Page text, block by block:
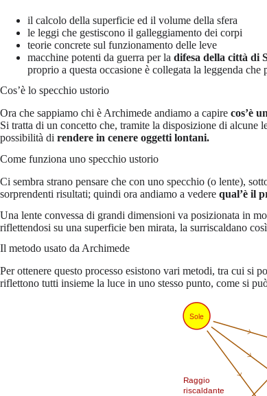
il calcolo della superficie ed il volume della sfera
le leggi che gestiscono il galleggiamento dei corpi
teorie concrete sul funzionamento delle leve
macchine potenti da guerra per la difesa della città di
proprio a questa occasione è collegata la leggenda che
Cos’è lo specchio ustorio
Ora che sappiamo chi è Archimede andiamo a capire cos’è
Si tratta di un concetto che, tramite la disposizione di alcune
possibilità di rendere in cenere oggetti lontani.
Come funziona uno specchio ustorio
Ci sembra strano pensare che con uno specchio (o lente),
sorprendenti risultati; quindi ora andiamo a vedere qual’è il
Una lente convessa di grandi dimensioni va posizionata in
riflettendosi su una superficie ben mirata, la surriscaldano
Il metodo usato da Archimede
Per ottenere questo processo esistono vari metodi, tra cui si
riflettono tutti insieme la luce in uno stesso punto, come si